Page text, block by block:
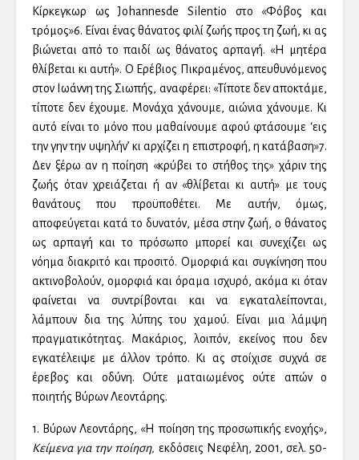
Κίρκεγκωρ ως Johannesde Silentio στο «Φόβος και
τρόμος»6. Είναι ένας θάνατος φιλί ζωής προς τη ζωή, κι ας
βιώνεται από το παιδί ως θάνατος αρπαγή. «Η μητέρα
θλίβεται κι αυτή». Ο Ερέβιος Πικραμένος, απευθυνόμενος
στον Ιωάννη της Σιωπής, αναφέρει: «Τίποτε δεν αποκτάμε,
τίποτε δεν έχουμε. Μονάχα χάνουμε, αιώνια χάνουμε. Κι
αυτό είναι το μόνο που μαθαίνουμε αφού φτάσουμε ‘εις
την γην την υψηλήν’ κι αρχίζει η επιστροφή, η κατάβαση»7.
Δεν ξέρω αν η ποίηση «κρύβει το στήθος της» χάριν της
ζωής όταν χρειάζεται ή αν «θλίβεται κι αυτή» με τους
θανάτους που προϋποθέτει. Με αυτήν, όμως,
αποφεύγεται κατά το δυνατόν, μέσα στην ζωή, ο θάνατος
ως αρπαγή και το πρόσωπο μπορεί και συνεχίζει ως
νόημα διακριτό και προσιτό. Ομορφιά και συγκίνηση που
ακτινοβολούν, ομορφιά και όραμα ισχυρό, ακόμα κι όταν
φαίνεται να συντρίβονται και να εγκαταλείπονται,
λάμπουν δια της λύπης του χαμού. Είναι μια λάμψη
πραγματικότητας. Μακάριος, λοιπόν, εκείνος που δεν
εγκατέλειψε με άλλον τρόπο. Κι ας στοίχισε συχνά σε
έρεβος και οδύνη. Ούτε ματαιωμένος ούτε απών ο
ποιητής Βύρων Λεοντάρης.
1. Βύρων Λεοντάρης, «Η ποίηση της προσωπικής ενοχής»,
Κείμενα για την ποίηση, εκδόσεις Νεφέλη, 2001, σελ. 50-